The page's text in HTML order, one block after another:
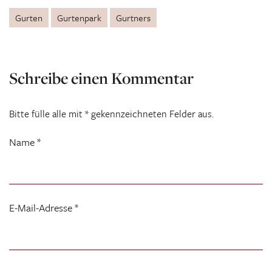
Gurten Gurtenpark Gurtners
Schreibe einen Kommentar
Bitte fülle alle mit * gekennzeichneten Felder aus.
Name*
E-Mail-Adresse*